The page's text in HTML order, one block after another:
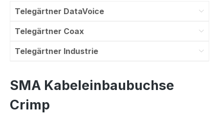
Telegärtner DataVoice
Telegärtner Coax
Telegärtner Industrie
SMA Kabeleinbaubuchse
Crimp